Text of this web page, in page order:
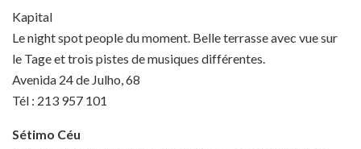
Kapital
Le night spot people du moment. Belle terrasse avec vue sur
le Tage et trois pistes de musiques différentes.
Avenida 24 de Julho, 68
Tél : 213 957 101
Sétimo Céu